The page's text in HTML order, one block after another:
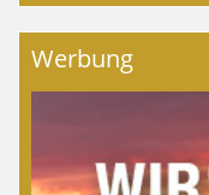
Werbung